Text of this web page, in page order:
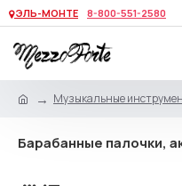
ЭЛЬ-МОНТЕ 8-800-551-2580
Музыкальные
Барабанные палочки,